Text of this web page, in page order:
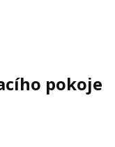
pokoje